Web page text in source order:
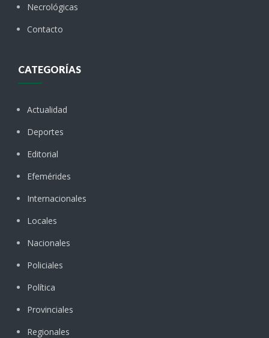
Necrológicas
Contacto
CATEGORÍAS
Actualidad
Deportes
Editorial
Efemérides
Internacionales
Locales
Nacionales
Policiales
Política
Provinciales
Regionales